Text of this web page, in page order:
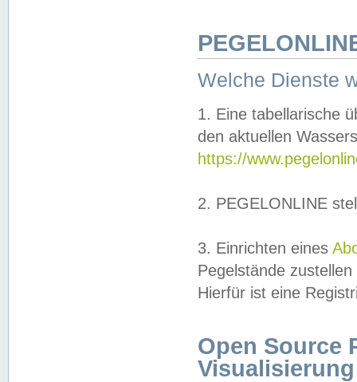
Welche Dienste
1. Eine tabellarische
den aktuellen
https://
2. PEGELONLINE
3. Einrichten eines
Pegelstände
Hierfür ist eine
Open Source
Visualisierung